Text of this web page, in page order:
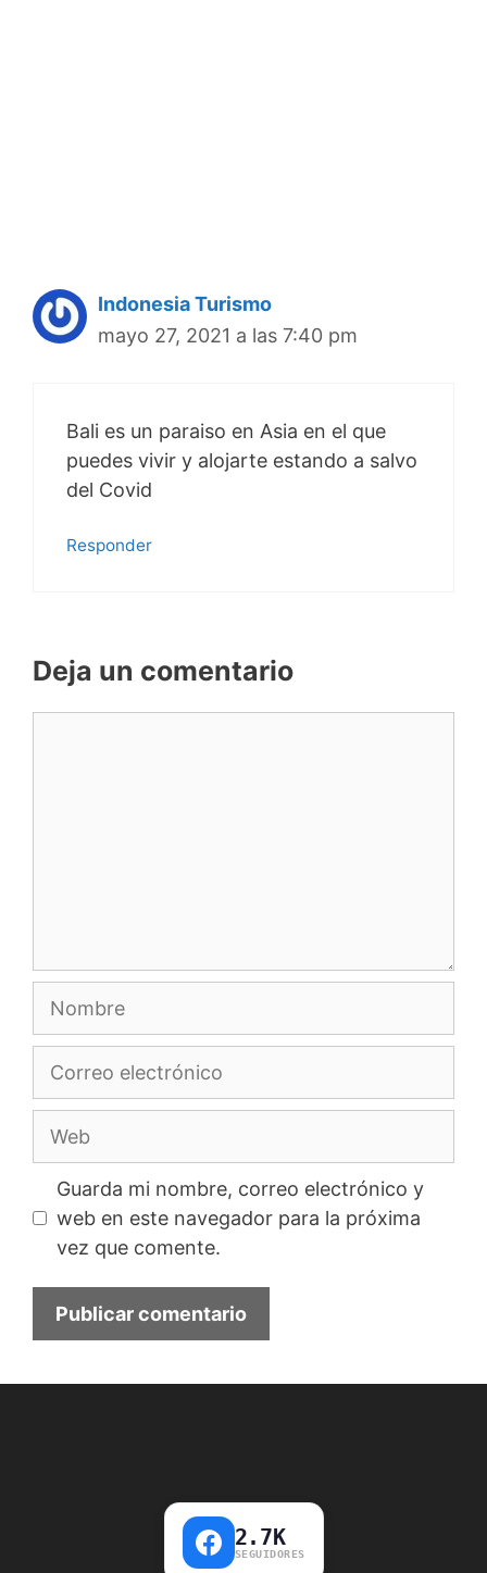
Indonesia Turismo
mayo 27, 2021 a las 7:40 pm
Bali es un paraiso en Asia en el que
puedes vivir y alojarte estando a salvo
del Covid
Responder
Deja un comentario
Correo
Guarda mi nombre, correo electrónico y
web en este navegador para la próxima
vez que comente.
2.7K
SEGUIDORES